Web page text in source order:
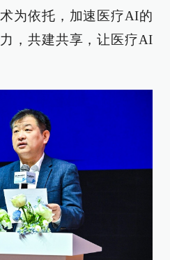
为依托，加速医疗AI的
，共建共享，让医疗AI